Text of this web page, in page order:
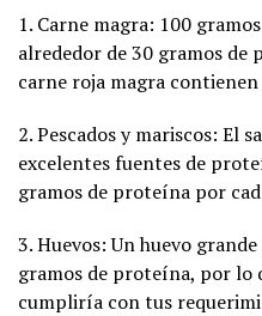
1. Carne magra: 100
alrededor de 30 gramos de
carne roja magra
2. Pescados y mariscos: El
excelentes fuentes de
gramos de proteína por
3. Huevos: Un huevo
gramos de proteína, por lo
cumpliría con tus